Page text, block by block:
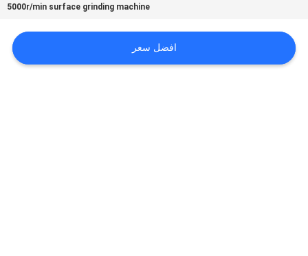
خريطة
5000r/min surface grinding machine
افضل سعر